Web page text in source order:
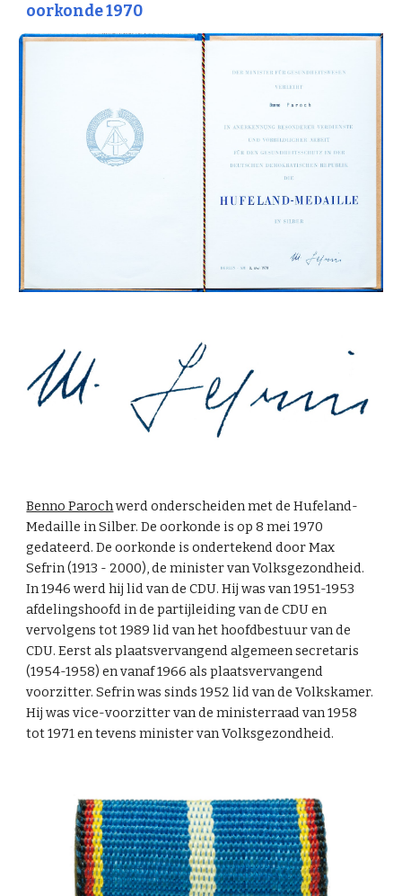
oorkonde 1970
Benno Parochwerd onderscheiden met de Hufeland-
Medaille in Silber. De oorkonde is op 8 mei1970
gedateerd. De oorkonde is ondertekend door Max
Sefrin (1913 - 2000), de minister van Volksgezondheid.
In 1946 werd hij lid van de CDU. Hij was van 1951-1953
afdelingshoofd in de partijleiding van de CDU en
vervolgens tot 1989 lid van het hoofdbestuur van de
CDU. Eerst als plaatsvervangend algemeen secretaris
(1954-1958) en vanaf 1966 als plaatsvervangend
voorzitter. Sefrin was sinds 1952 lid van de Volkskamer.
Hij was vice-voorzitter van de ministerraad van 1958
tot 1971 en tevens minister van Volksgezondheid.